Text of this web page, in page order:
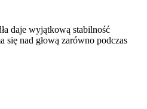
daje wyjątkową stabilność
się nad głową zarówno podczas